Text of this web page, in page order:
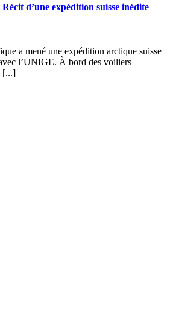
d’une expédition suisse inédite
a mené une expédition arctique suisse
l’UNIGE. À bord des voiliers
[...]